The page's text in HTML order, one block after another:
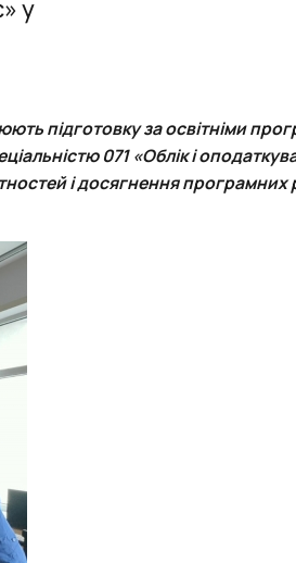
наукового гуртка
наукового гуртка «Діджитал
у
підготовку заосвітніми
071 «Облік і
і досягнення програмних